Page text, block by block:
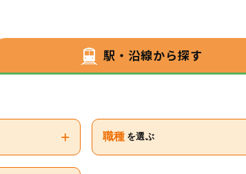
駅・沿線から探す
+ 職種 を選ぶ